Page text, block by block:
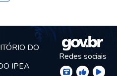
DO
IPEA
Redes sociais